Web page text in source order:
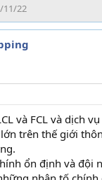
11/22
và FCL và dịch
trên thế giới
ổn định và đội